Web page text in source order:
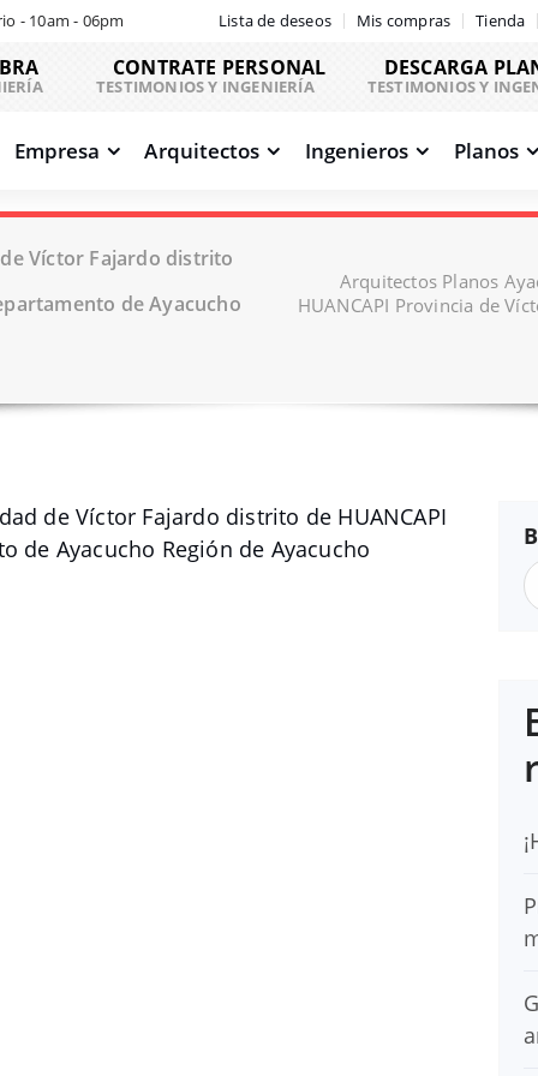
- 10am - 06pm Lista de deseos Mis compras Tienda
CONTRATE PERSONAL
TESTIMONIOS Y INGENIERÍA
DESCARGA
TESTIMONIOS Y
Empresa Arquitectos Ingenieros Planos
Víctor Fajardo distrito
de Ayacucho
Arquitectos Planos
HUANCAPI Provincia de
de Víctor Fajardo distrito de HUANCAPI
de Ayacucho Región de Ayacucho